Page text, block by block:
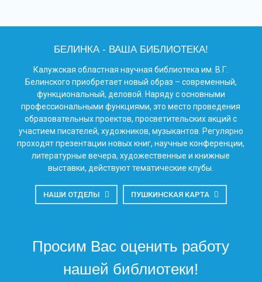
БЕЛИНКА - ВАША БИБЛИОТЕКА!
Калужская областная научная библиотека им. В.Г.
Белинского приобретает новый образ – современный,
функциональный, деловой. Наряду с основными
профессиональными функциями, это место проведения
образовательных проектов, просветительских акций с
участием писателей, художников, музыкантов. Регулярно
проходят презентации новых книг, научные конференции,
литературные вечера, художественные и книжные
выставки, действуют тематические клубы.
НАШИ ОТДЕЛЫ ПУШКИНСКАЯ КАРТА
Просим Вас оценить работу
нашей библиотеки!